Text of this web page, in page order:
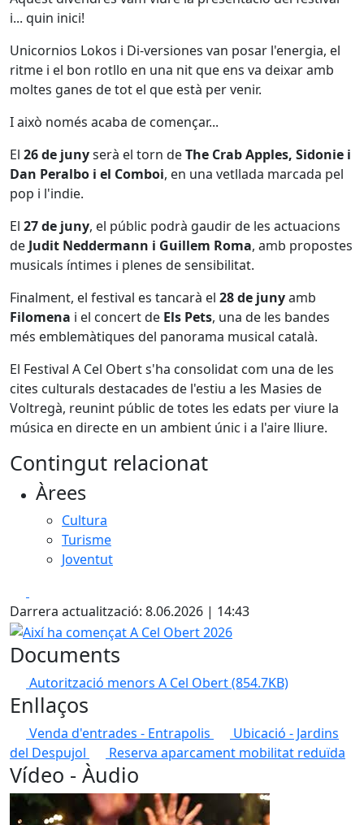
i... quin inici!
Unicornios Lokos i Di-versiones van posar l'energia, el
ritme i el bon rotllo en una nit que ens va deixar amb
moltes ganes de tot el que està per venir.
I això només acaba de començar...
El 26 de junyserà el torn deThe Crab Apples, Sidonie i
Dan Peralbo i el Comboi, en una vetllada marcada pel
pop i l'indie.
El 27 de juny, el públic podrà gaudir de les actuacions
de Judit Neddermann i Guillem Roma, amb propostes
musicals íntimes i plenes de sensibilitat.
Finalment, el festival es tancarà el 28 de junyamb
Filomena i el concert de Els Pets, una de les bandes
més emblemàtiques del panorama musical català.
El Festival A Cel Obert s'ha consolidat com una de les
cites culturals destacades de l'estiu a les Masies de
Voltregà, reunint públic de totes les edats per viure la
música en directe en un ambient únic i a l'aire lliure.
Contingut relacionat
Àrees
Cultura
Turisme
Joventut
Darrera actualització: 8.06.2026 | 14:43
Així ha començat A Cel Obert 2026
Documents
Autorització menors A Cel Obert(854.7KB)
Enllaços
Venda d'entrades - Entrapolis
Ubicació - Jardins
del Despujol
Reserva aparcament mobilitat reduïda
Vídeo - Àudio